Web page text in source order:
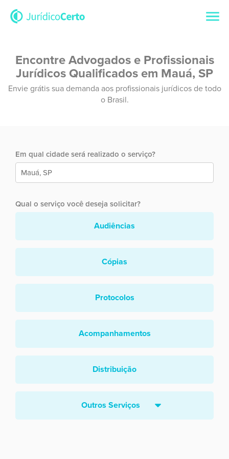
Encontre Advogados e Profissionais
Jurídicos Qualificados em Mauá, SP
Envie grátis sua demanda aos profissionais jurídicos de todo
o Brasil.
Em qual cidade será realizado o serviço?
Qual o serviço você deseja solicitar?
Audiências
Cópias
Protocolos
Acompanhamentos
Distribuição
Outros Serviços